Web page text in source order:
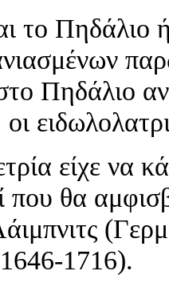
το Πηδάλιο
στο Πηδάλιο
είχε να
που θα
1716).